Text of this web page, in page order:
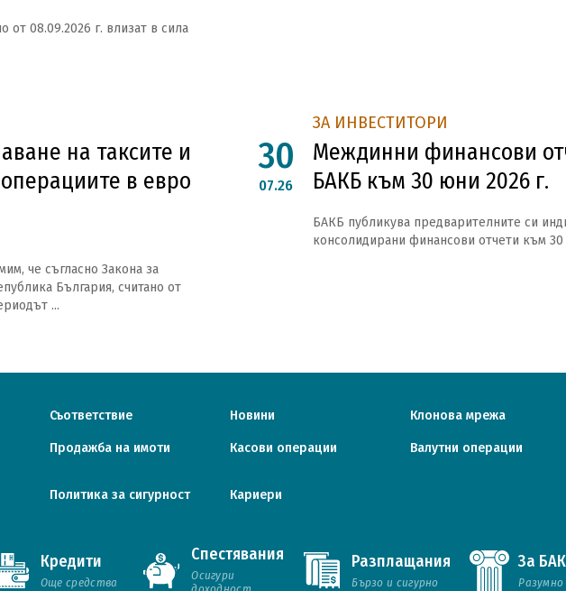
Кредити
Още средства
Спестявания
Осигури
Разплащания
Бързо и сигурно
За
Разумно
от 08.09.2026 г. влизат в сила
на таксите и
в евро
че съгласно Закона за
България, считано от
...
ЗА ИНВЕСТИТОРИ
Междинни финансови
БАКБ към 30 юни 2026 г.
30
07.26
БАКБ публикува предварителните си
консолидирани финансови отчети към 30
Съответствие Новини Клонова мрежа
Продажба на имоти Касови операции Валутни операции
Политика за сигурност Кариери
права запазени. Карта на сайта